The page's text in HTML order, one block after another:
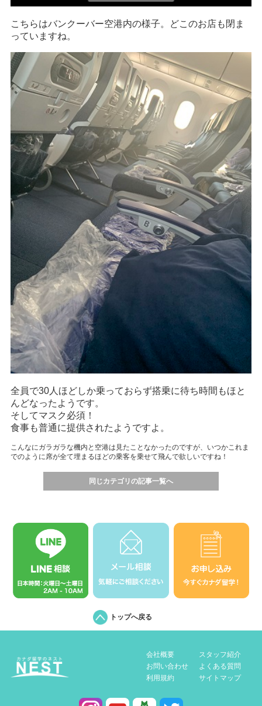
こちらはバンクーバー空港内の様子。どこのお店も閉ま
っていますね。
全員で30人ほどしか乗っておらず搭乗に待ち時間もほと
んどなったようです。
そしてマスク必須！
食事も普通に提供されたようですよ。
こんなにガラガラな機内と空港は見たことなかったのですが、いつかこれま
でのように席が全て埋まるほどの乗客を乗せて飛んで欲しいですね！
同じカテゴリの記事一覧へ
トップへ戻る
会社概要
スタッフ紹介
お問い合わせ
よくある質問
利用規約
サイトマップ